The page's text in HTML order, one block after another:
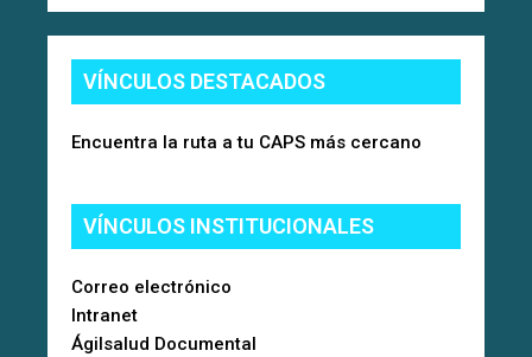
VÍNCULOS DESTACADOS
Encuentra la ruta a tu CAPS más cercano
VÍNCULOS INSTITUCIONALES
Correo electrónico
Intranet
Ágilsalud Documental